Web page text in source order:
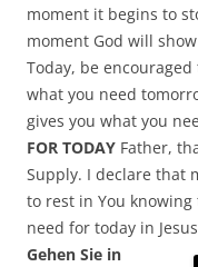
moment it begins to
moment God will
Today, be
what you need
gives you what you
FOR TODAY Father,
Supply. I declare that
to rest in You
need for today in
Gehen Sie in